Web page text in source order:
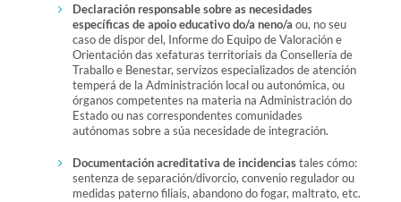
Declaración responsable sobre as necesidades
específicas de apoio educativo do/a neno/a ou, no seu
caso de dispor del, Informe do Equipo de Valoración e
Orientación das xefaturas territoriais da Consellería de
Traballo e Benestar, servizos especializados de atención
temperá de la Administración local ou autonómica, ou
órganos competentes na materia na Administración do
Estado ou nas correspondentes comunidades
autónomas sobre a súa necesidade de integración.
Documentación acreditativa de incidenciastales cómo:
sentenza de separación/divorcio, convenio regulador ou
medidas paterno filiais, abandono do fogar, maltrato, etc.